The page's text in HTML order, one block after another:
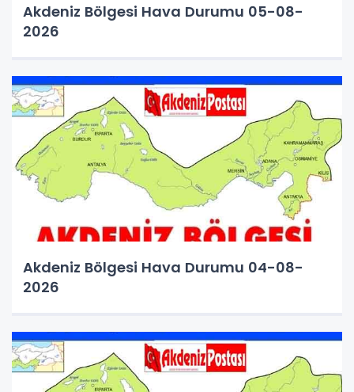
Akdeniz Bölgesi Hava Durumu 05-08-
2026
Akdeniz Bölgesi Hava Durumu 04-08-
2026